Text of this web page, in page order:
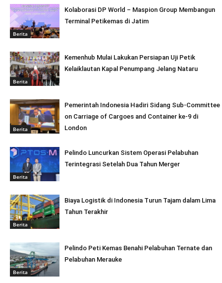
Berita
Kolaborasi DP World – Maspion Group Membangun
Terminal Petikemas di Jatim
Berita
Kemenhub Mulai Lakukan Persiapan Uji Petik
Kelaiklautan Kapal Penumpang Jelang Nataru
Berita
Pemerintah Indonesia Hadiri Sidang Sub-Committee
on Carriage of Cargoes and Container ke-9 di
London
Berita
Pelindo Luncurkan Sistem Operasi Pelabuhan
Terintegrasi Setelah Dua Tahun Merger
Berita
Biaya Logistik di Indonesia Turun Tajam dalam Lima
Tahun Terakhir
Berita
Pelindo Peti Kemas Benahi Pelabuhan Ternate dan
Pelabuhan Merauke